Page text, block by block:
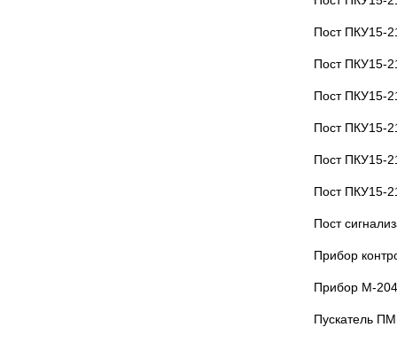
Пост ПКУ15-
Пост ПКУ15-
Пост ПКУ15-
Пост ПКУ15-
Пост ПКУ15-
Пост ПКУ15-
Пост
Прибор
Прибор М-
Пускатель